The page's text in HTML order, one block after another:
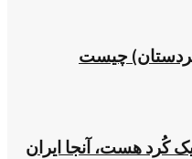
چیست
کُرد هست، آنجا ایران